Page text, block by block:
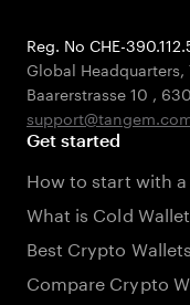
Reg. No CHE-
Global Headquarters,
Baarerstrasse 10 ,
Get started
How to start with
What is Cold Wallet
Best Crypto Wallets
Compare Crypto